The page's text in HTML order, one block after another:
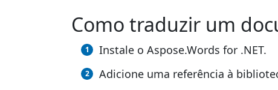
Como traduzir um
Instale o Aspose.Words for .NET.
Adicione uma referência à